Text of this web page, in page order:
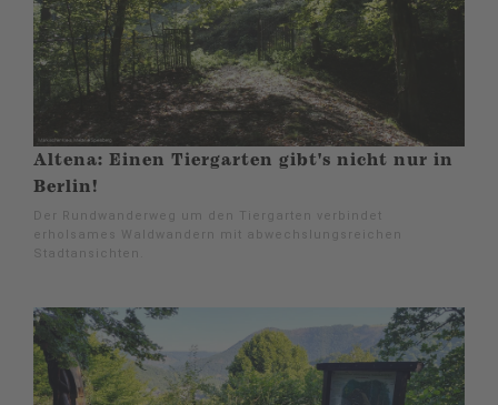
Altena: Einen Tiergarten gibt's nicht nur in
Berlin!
Der Rundwanderweg um den Tiergarten verbindet
erholsames Waldwandern mit abwechslungsreichen
Stadtansichten.